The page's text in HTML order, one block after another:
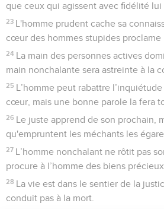
que ceux qui agissent avec fidélité lui
23 L'homme prudent cache sa
cœur des hommes stupides proclame
24 La main des personnes actives
main nonchalante sera astreinte à la
25 L’homme peut rabattre
cœur, mais une bonne parole la fera
26 Le juste apprend de son prochain,
qu'empruntent les méchants les égare.
27 L’homme nonchalant ne rôtit pas
procure à l’homme des biens précieux.
28 La vie est dans le sentier de la
conduit pas à la mort.